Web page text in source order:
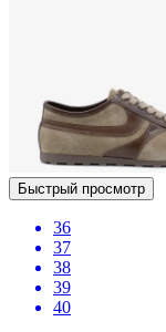
Быстрый просмотр
36
37
38
39
40